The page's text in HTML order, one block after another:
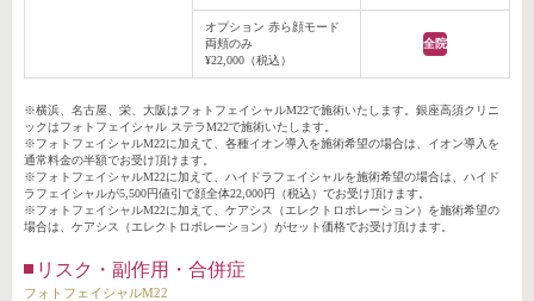
オプション 赤ら顔モード
両頬のみ
¥22,000（税込）
全院
※横浜、名古屋、栄、大阪はフォトフェイシャルM22で施術いたします。銀座高須クリニ
ックはフォトフェイシャル ステラM22で施術いたします。
※フォトフェイシャルM22に加えて、各種イオン導入を施術希望の場合は、イオン導入を
通常料金の半額でお受け頂けます。
※フォトフェイシャルM22に加えて、ハイドラフェイシャルを施術希望の場合は、ハイド
ラフェイシャルが5,500円値引で顔全体22,000円（税込）でお受け頂けます。
※フォトフェイシャルM22に加えて、ケアシス（エレクトロポレーション）を施術希望の
場合は、ケアシス（エレクトロポレーション）がセット価格でお受け頂けます。
リスク・副作用・合併症
フォトフェイシャルM22